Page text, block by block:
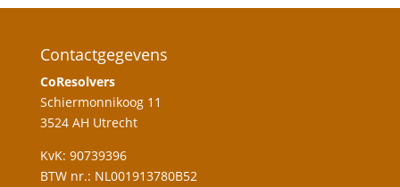
Contactgegevens
CoResolvers
Schiermonnikoog 11
3524 AH Utrecht
KvK: 90739396
BTW nr.: NL001913780B52